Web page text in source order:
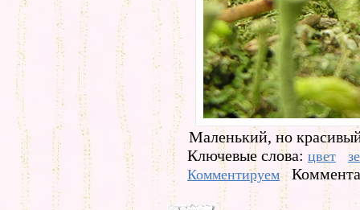
Маленький, но
Ключевые слова: цвет
Комментируем